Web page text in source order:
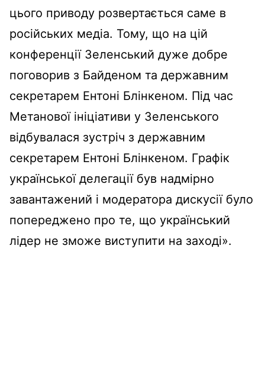
цього приводу розвертається саме в
російських медіа. Тому, що на цій
конференції Зеленський дуже добре
поговорив з Байденом та державним
секретарем Ентоні Блінкеном. Під час
Метанової ініціативи у Зеленського
відбувалася зустріч з державним
секретарем Ентоні Блінкеном. Графік
української делегації був надмірно
завантажений і модератора дискусії було
попереджено про те, що український
лідер не зможе виступити на заході».